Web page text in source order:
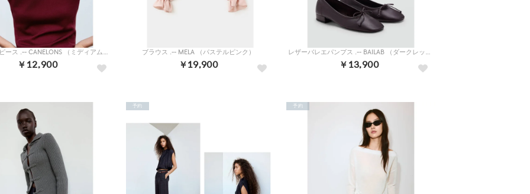
ロングワンピース .-- CANELONS （ミディアムレッド）
￥12,900
ブラウス .-- MELA （パステルピンク）
￥19,900
レザーバレエパンプス .-- BAILAB （ダークレッド）
￥13,900
予約 予約